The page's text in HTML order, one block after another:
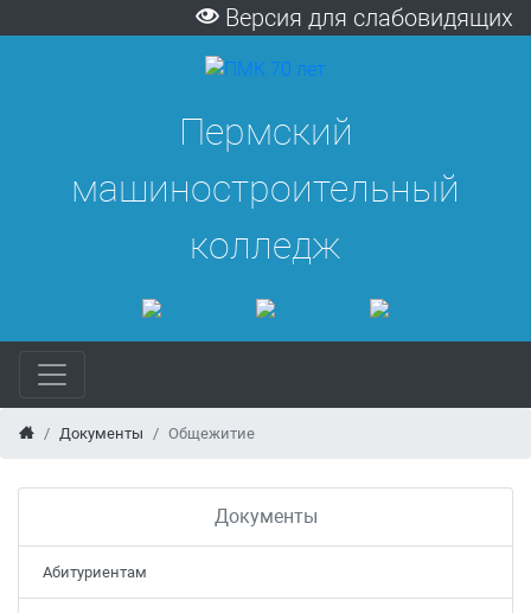
Версия для слабовидящих
Пермский
машиностроительный
колледж
Документы Общежитие
Документы
Абитуриентам